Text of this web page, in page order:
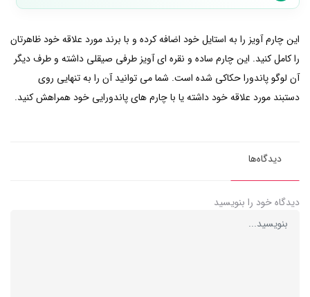
این چارم آویز را به استایل خود اضافه کرده و با برند مورد علاقه خود ظاهرتان
را کامل کنید. این چارم ساده و نقره ای آویز طرفی صیقلی داشته و طرف دیگر
آن لوگو پاندورا حکاکی شده است. شما می توانید آن را به تنهایی روی
دستبند مورد علاقه خود داشته یا با چارم های پاندورایی خود همراهش کنید.
دیدگاه‌ها
دیدگاه خود را بنویسید